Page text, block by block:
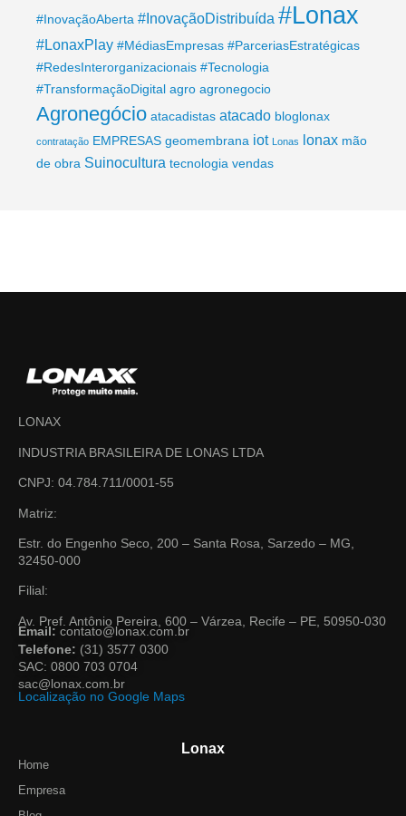
#InovaçãoAberta #InovaçãoDistribuída #Lonax
#LonaxPlay #MédiasEmpresas #ParceriasEstratégicas
#RedesInterorganizacionais #Tecnologia
#TransformaçãoDigital agro agronegocio
Agronegócio atacadistas atacado bloglonax
contratação EMPRESAS geomembrana iot Lonas lonax mão
de obra Suinocultura tecnologia vendas
LONAX
INDUSTRIA BRASILEIRA DE LONAS LTDA
CNPJ: 04.784.711/0001-55
Matriz:
Estr. do Engenho Seco, 200 – Santa Rosa, Sarzedo – MG,
32450-000
Filial:
Av. Pref. Antônio Pereira, 600 – Várzea, Recife – PE, 50950-030
Email: contato@lonax.com.br
Telefone: (31) 3577 0300
SAC: 0800 703 0704
sac@lonax.com.br
Localização no Google Maps
Lonax
Home
Empresa